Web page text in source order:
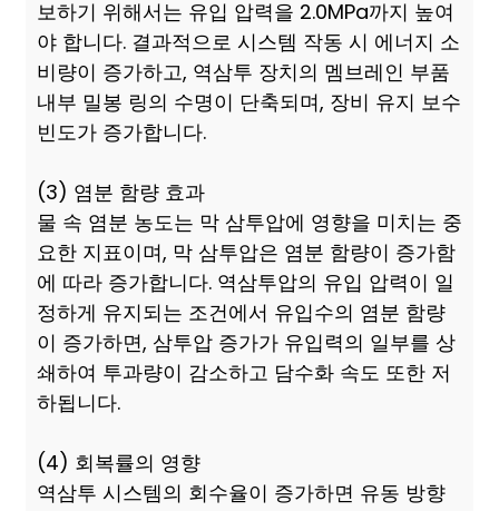
보하기 위해서는 유입 압력을 2.0MPa까지 높여
야 합니다. 결과적으로 시스템 작동 시 에너지 소
비량이 증가하고, 역삼투 장치의 멤브레인 부품
내부 밀봉 링의 수명이 단축되며, 장비 유지 보수
빈도가 증가합니다.
(3) 염분 함량 효과
물 속 염분 농도는 막 삼투압에 영향을 미치는 중
요한 지표이며, 막 삼투압은 염분 함량이 증가함
에 따라 증가합니다. 역삼투압의 유입 압력이 일
정하게 유지되는 조건에서 유입수의 염분 함량
이 증가하면, 삼투압 증가가 유입력의 일부를 상
쇄하여 투과량이 감소하고 담수화 속도 또한 저
하됩니다.
(4) 회복률의 영향
역삼투 시스템의 회수율이 증가하면 유동 방향